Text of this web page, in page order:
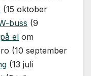
(15 oktober
buss (9
el om
(10 september
(13 juli